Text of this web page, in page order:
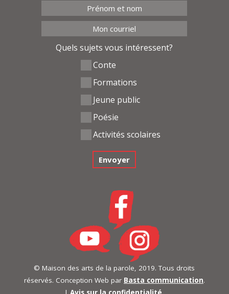
Quels sujets vous intéressent?
Conte
Formations
Jeune public
Poésie
Activités scolaires
© Maison des arts de la parole, 2019. Tous droits
réservés. Conception Web par Basta communication.